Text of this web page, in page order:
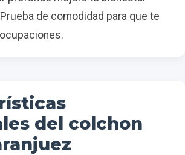
de comodidad para que te
del colchon